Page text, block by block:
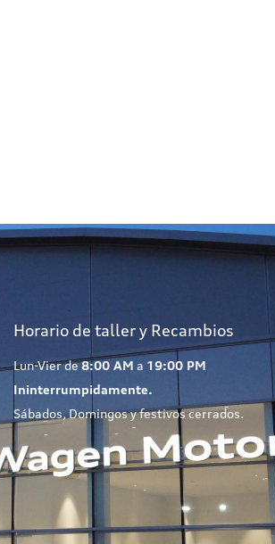
Horario de taller y Recambios
Lun-Vier de8:00 AM a 19:00 PM
Ininterrumpidamente.
Sábados, Domingos y festivos cerrados.